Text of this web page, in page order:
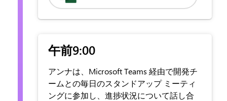
午前9:00
アンナは、Microsoft Teams 経由で開発チ
ームとの毎日のスタンドアップ ミーティ
ングに参加し、進捗状況について話し合